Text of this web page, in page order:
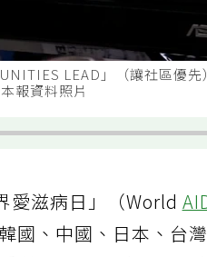
LEAD」（讓社區優
報資料照片
愛滋病日」（World
國、中國、日本、台